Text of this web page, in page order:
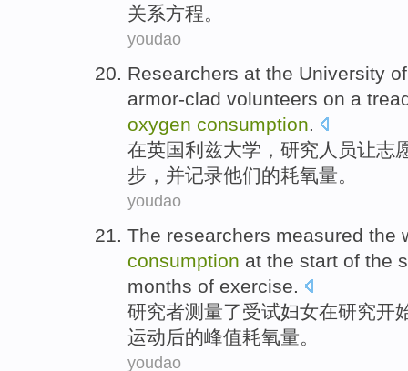
关系方程。
youdao
Researchers at the University
armor-clad volunteers on a
oxygen consumption.
在英国利兹大学 ， 研究人员让志
步 ， 并记录他们的耗氧量。
youdao
The researchers measured the
consumption at the start of the
months of exercise.
研究者测量了受试妇女在研究开
运动后的峰值耗氧量。
youdao